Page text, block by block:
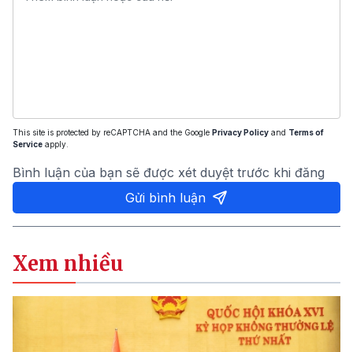
This site is protected by reCAPTCHA and the Google Privacy Policy and Terms of
Service apply.
Bình luận của bạn sẽ được xét duyệt trước khi đăng
Gửi bình luận
Xem nhiều